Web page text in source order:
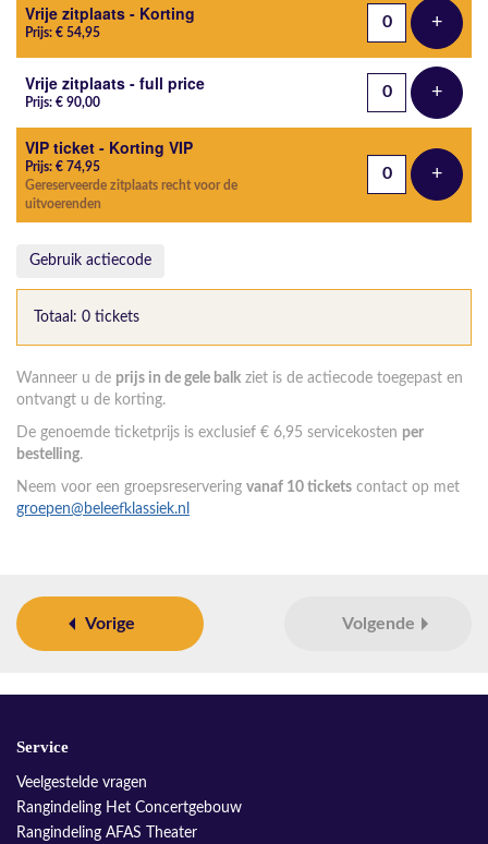
Vrije zitplaats - Korting
Prijs: € 54,95 +Voeg
Vrije zitplaats - full price
Prijs: € 90,00 +Voeg
VIP ticket - Korting VIP
Prijs: € 74,95
Gereserveerde zitplaats recht voor de
uitvoerenden
+Voeg
Gebruik actiecode
Totaal: 0 tickets
Wanneer u de prijs in de gele balk ziet is de actiecode toegepast en
ontvangt u de korting.
De genoemde ticketprijs is exclusief € 6,95 servicekosten per
bestelling.
Neem voor een groepsreservering vanaf 10 tickets contact op met
groepen@beleefklassiek.nl
Vorige Volgende
Service
Veelgestelde vragen
Rangindeling Het Concertgebouw
Rangindeling AFAS Theater